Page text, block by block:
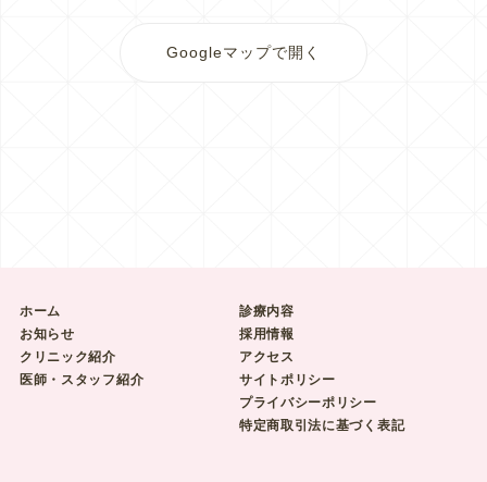
Googleマップで開く
ホーム
お知らせ
クリニック紹介
医師・スタッフ紹介
診療内容
採用情報
アクセス
サイトポリシー
プライバシーポリシー
特定商取引法に基づく表記